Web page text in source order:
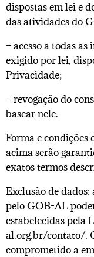
dispostas em lei e
das atividades do
– acesso a todas
exigido por lei,
Privacidade;
– revogação do
basear nele.
Forma e condições
acima serão
exatos termos
Exclusão de dados:
pelo GOB-AL
estabelecidas pela
al.org.br/contato/.
comprometido a